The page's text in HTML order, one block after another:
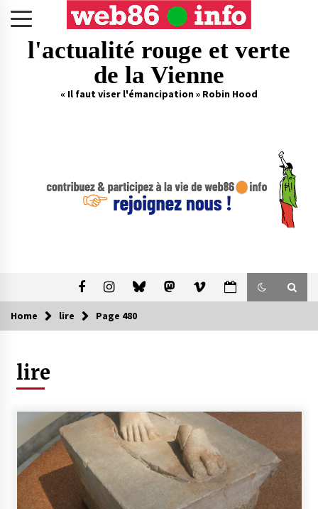
l'actualité rouge et verte
de la Vienne
« Il faut viser l'émancipation » Robin Hood
Home lire Page 480
lire